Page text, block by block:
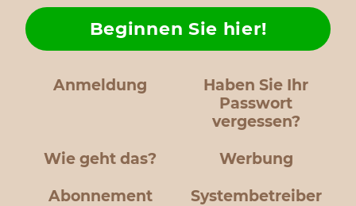
Anmeldung
Haben Sie Ihr
Passwort
vergessen?
Wie geht das?
Beginnen Sie hier!
Werbung
Abonnement Systembetreiber